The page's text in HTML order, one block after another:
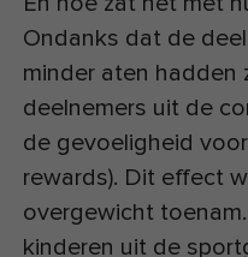
Ondanks dat de
minder aten hadden
deelnemers uit de
de gevoeligheid
rewards). Dit effect
overgewicht
kinderen uit de